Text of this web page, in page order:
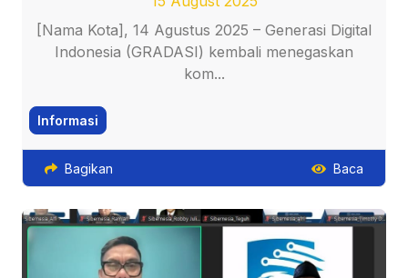
[Nama Kota], 14 Agustus 2025 – Generasi Digital
Indonesia (GRADASI) kembali menegaskan
kom...
Informasi
Bagikan Baca